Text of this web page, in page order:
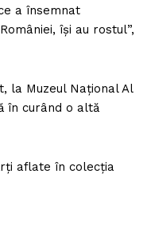
a însemnat
își au rostul”,
la Muzeul Național Al
în curând o altă
aflate în colecția